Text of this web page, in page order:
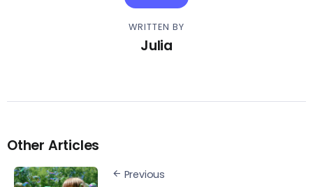
WRITTEN BY
Julia
Other Articles
Previous